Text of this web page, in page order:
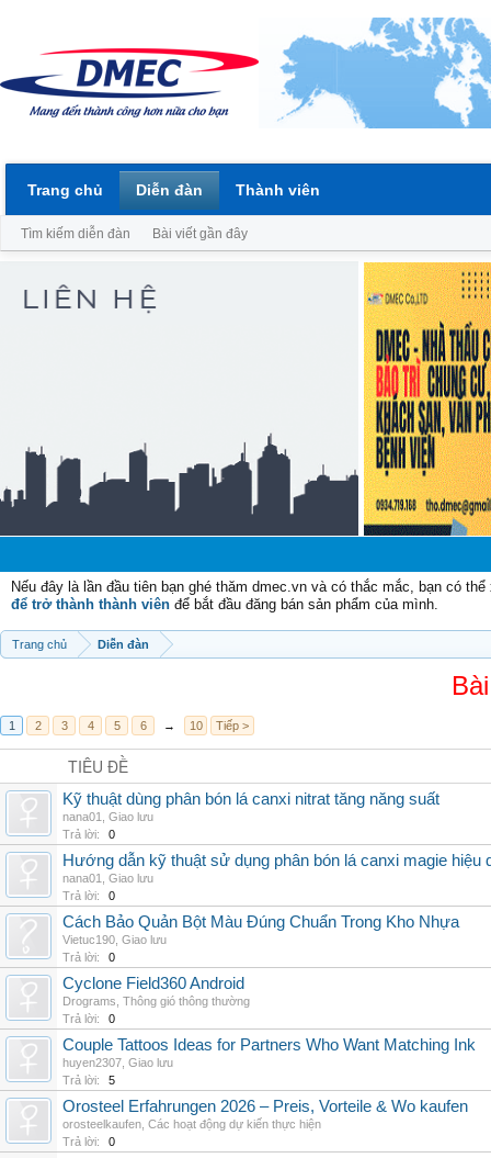
Nếu đây là lần đầu tiên bạn ghé thăm dmec.vn và có thắc mắc, bạn có
để trở thành thành viên để bắt đầu đăng bán sản phẩm của mình.
Trang chủ Diễn đàn
1 2 3 4 5 6 → 10 Tiếp >
TIÊU ĐỀ
Kỹ thuật dùng phân bón lá canxi nitrat tăng năng suất
nana01
Giao lưu
Trả lời:
0
Hướng dẫn kỹ thuật sử dụng phân bón lá canxi magie hiệu
nana01
Giao lưu
Trả lời:
0
Cách Bảo Quản Bột Màu Đúng Chuẩn Trong Kho Nhựa
Vietuc190 Giao lưu
Trả lời:
0
Cyclone Field360 Android
Drograms Thông gió thông thường
Trả lời:
0
Couple Tattoos Ideas for Partners Who Want Matching Ink
huyen2307 Giao lưu
Trả lời:
5
Orosteel Erfahrungen 2026 – Preis, Vorteile & Wo kaufen
orosteelkaufen Các hoạt động dự kiến thực hiện
Trả lời:
0
Trang chủ Diễn đàn
Tìm kiếm diễn đàn Bài viết gần đây
Thành viên